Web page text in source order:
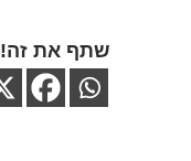
שתף את זה!